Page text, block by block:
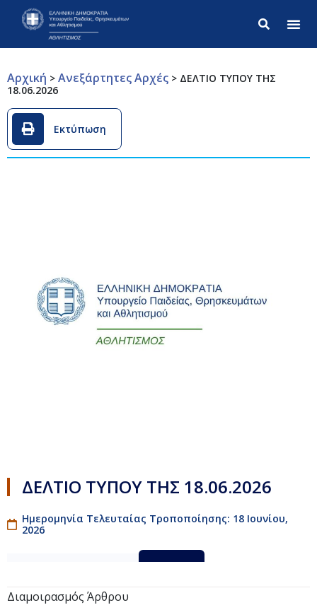
Αρχική > Ανεξάρτητες Αρχές > ΔΕΛΤΙΟ ΤΥΠΟΥ ΤΗΣ
18.06.2026
Εκτύπωση
ΔΕΛΤΙΟ ΤΥΠΟΥ ΤΗΣ 18.06.2026
Ημερομηνία Τελευταίας Τροποποίησης: 18 Ιουνίου,
2026
Διαμοιρασμός Άρθρου